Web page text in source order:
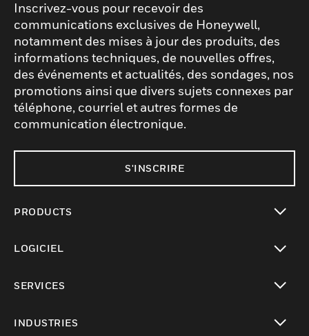
Inscrivez-vous pour recevoir des
communications exclusives de Honeywell,
notamment des mises à jour des produits, des
informations techniques, de nouvelles offres,
des événements et actualités, des sondages, nos
promotions ainsi que divers sujets connexes par
téléphone, courriel et autres formes de
communication électronique.
S'INSCRIRE
PRODUCTS
LOGICIEL
SERVICES
INDUSTRIES